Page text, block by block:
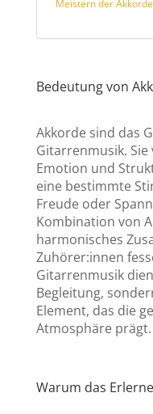
Meistern der
Bedeutung von
Akkorde sind das
Gitarrenmusik. Sie
Emotion und
eine bestimmte
Freude oder
Kombination von
harmonisches
Zuhörer:innen
Gitarrenmusik
Begleitung,
Element, das die
Atmosphäre prägt.
Warum das